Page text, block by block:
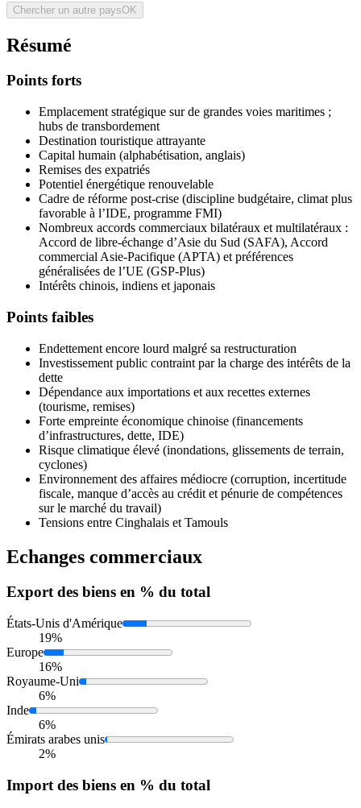
Chercher un autre paysOK
Résumé
Points forts
Emplacement stratégique sur de grandes voies maritimes ;
hubs de transbordement
Destination touristique attrayante
Capital humain (alphabétisation, anglais)
Remises des expatriés
Potentiel énergétique renouvelable
Cadre de réforme post-crise (discipline budgétaire, climat plus
favorable à l’IDE, programme FMI)
Nombreux accords commerciaux bilatéraux et multilatéraux :
Accord de libre-échange d’Asie du Sud (SAFA), Accord
commercial Asie-Pacifique (APTA) et préférences
généralisées de l’UE (GSP-Plus)
Intérêts chinois, indiens et japonais
Points faibles
Endettement encore lourd malgré sa restructuration
Investissement public contraint par la charge des intérêts de la
dette
Dépendance aux importations et aux recettes externes
(tourisme, remises)
Forte empreinte économique chinoise (financements
d’infrastructures, dette, IDE)
Risque climatique élevé (inondations, glissements de terrain,
cyclones)
Environnement des affaires médiocre (corruption, incertitude
fiscale, manque d’accès au crédit et pénurie de compétences
sur le marché du travail)
Tensions entre Cinghalais et Tamouls
Echanges commerciaux
Exportdes biens en % du total
États-Unis d'Amérique
19%
Europe
16%
Royaume-Uni
6%
Inde
6%
Émirats arabes unis
2%
Import des biens en % du total